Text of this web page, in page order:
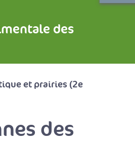
des
et prairies (2e
des